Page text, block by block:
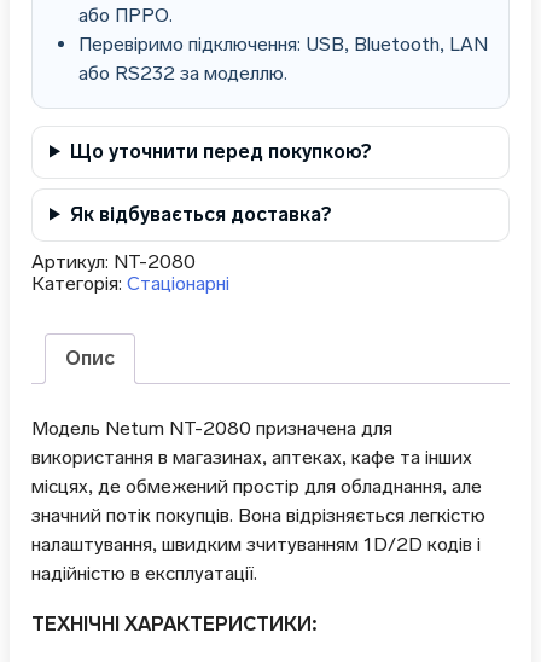
або ПРРО.
Перевіримо підключення: USB, Bluetooth, LAN
або RS232 за моделлю.
Що уточнити перед покупкою?
Як відбувається доставка?
Артикул: NT-2080
Категорія: Стаціонарні
Опис
Модель Netum NT-2080 призначена для
використання в магазинах, аптеках, кафе та інших
місцях, де обмежений простір для обладнання, але
значний потік покупців. Вона відрізняється легкістю
налаштування, швидким зчитуванням 1D/2D кодів і
надійністю в експлуатації.
ТЕХНІЧНІ ХАРАКТЕРИСТИКИ: